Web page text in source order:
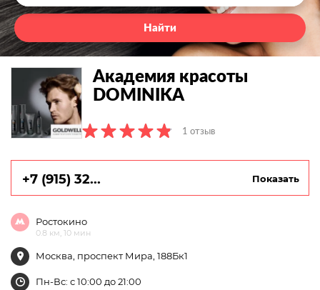
Найти
Академия красоты
DOMINIKA
1 отзыв
+7 (915) 32... Показать
Ростокино
0.8 км, 10 мин
Москва, проспект Мира, 188Бк1
Пн-Вс: с 10:00 до 21:00